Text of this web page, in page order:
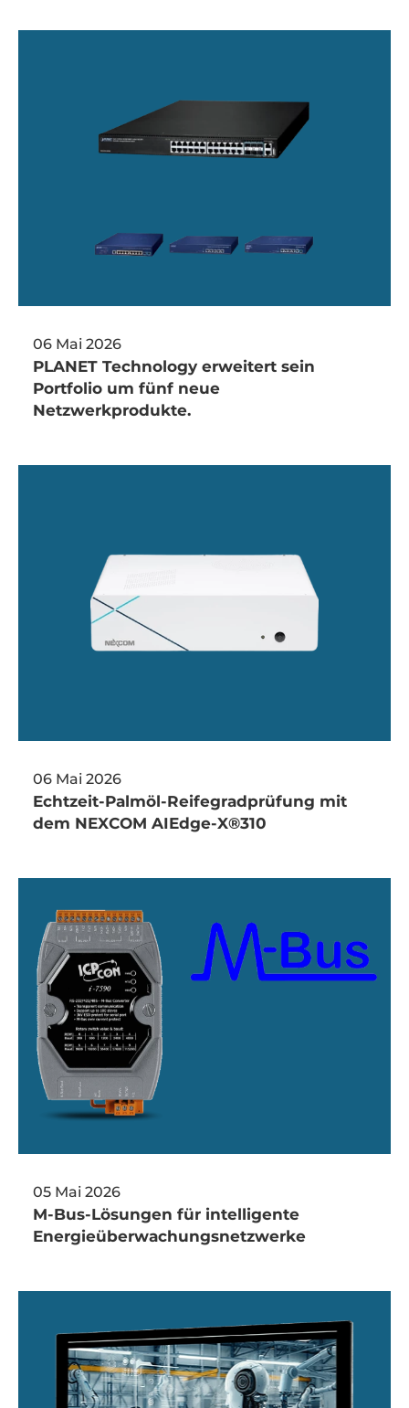
06 Mai 2026
PLANET Technology erweitert sein
Portfolio um fünf neue
Netzwerkprodukte.
06 Mai 2026
Echtzeit-Palmöl-Reifegradprüfung mit
dem NEXCOM AIEdge-X®310
05 Mai 2026
M-Bus-Lösungen für intelligente
Energieüberwachungsnetzwerke